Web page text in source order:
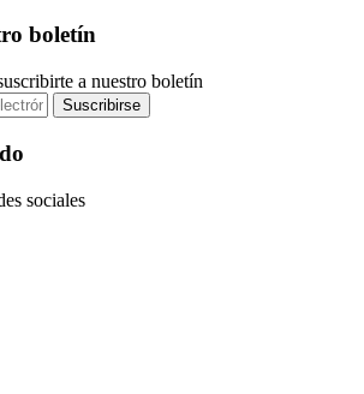
boletín
a nuestro boletín
Suscribirse
sociales